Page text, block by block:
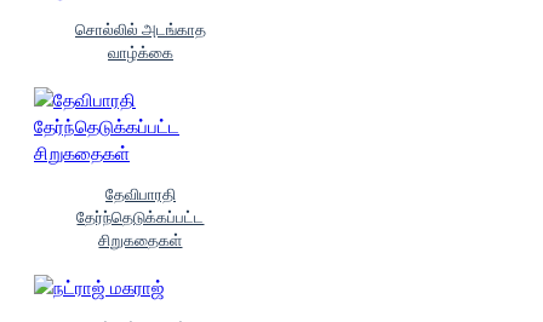
சொல்லில் அடங்காத
வாழ்க்கை
தேவிபாரதி
தேர்ந்தெடுக்கப்பட்ட
சிறுகதைகள்